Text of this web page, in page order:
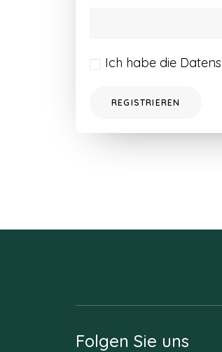
Ich habe die
REGISTRIEREN
Folgen Sie uns